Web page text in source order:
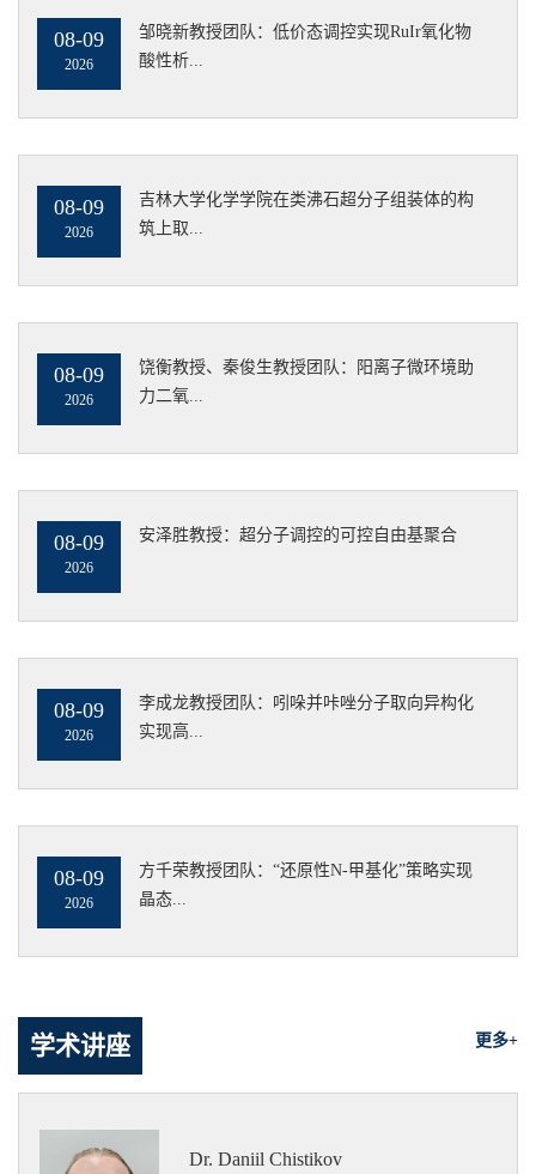
08-09
2026
邹晓新教授团队：低价态调控实现RuIr氧化物
酸性析...
08-09
2026
吉林大学化学学院在类沸石超分子组装体的构
筑上取...
08-09
2026
饶衡教授、秦俊生教授团队：阳离子微环境助
力二氧...
08-09
2026
安泽胜教授：超分子调控的可控自由基聚合
08-09
2026
李成龙教授团队：吲哚并咔唑分子取向异构化
实现高...
08-09
2026
方千荣教授团队：“还原性N-甲基化”策略实现
晶态...
学术讲座 更多+
Dr. Daniil Chistikov